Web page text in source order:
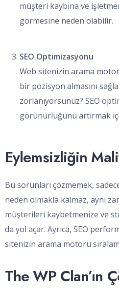
müşteri kaybına ve
görmesine neden olabilir.
SEO Optimizasyonu
Web sitenizin arama
bir pozisyon almasını
zorlanıyorsunuz? SEO
görünürlüğünü artırmak
Eylemsizliğin
Bu sorunları çözmemek,
neden olmakla kalmaz, aynı
müşterileri kaybetmenize ve
da yol açar. Ayrıca, SEO
sitenizin arama motoru
The WP Clan’ın